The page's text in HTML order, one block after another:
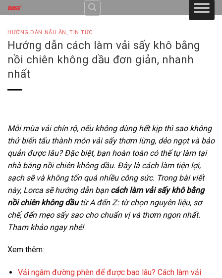
Skip
to
content
HƯỚNG DẪN NẤU ĂN ,TIN TỨC
Hướng dẫn cách làm vải sấy khô bằng
nồi chiên không dầu đơn giản, nhanh
nhất
Mỗi mùa vải chín rộ, nếu không dùng hết kịp thì sao không
thử biến tấu thành món vải sấy thơm lừng, dẻo ngọt và bảo
quản được lâu? Đặc biệt, bạn hoàn toàn có thể tự làm tại
nhà bằng nồi chiên không dầu. Đây là cách làm tiện lợi,
sạch sẽ và không tốn quá nhiều công sức. Trong bài viết
này, Lorca sẽ hướng dẫn bạn cách làm vải sấy khô bằng
nồi chiên không dầutừ A đến Z: từ chọn nguyên liệu, sơ
chế, đến mẹo sấy sao cho chuẩn vị và thơm ngon nhất.
Tham khảo ngay nhé!
Xem thêm:
Vải ngâm đường phèn để được bao lâu? Cách làm vải